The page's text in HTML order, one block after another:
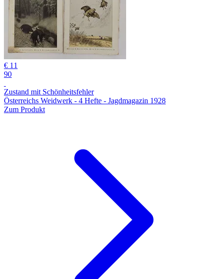
€ 11
90
Zustand mit Schönheitsfehler
Österreichs Weidwerk - 4 Hefte - Jagdmagazin 1928
Zum Produkt